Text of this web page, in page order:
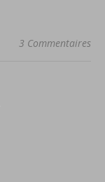
3 Commentaires